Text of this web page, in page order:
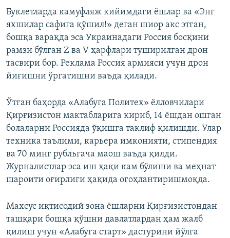
Буклетларда камуфляж кийимдаги ёшлар ва «Энг
яхшилар сафига қўшил!» деган шиор акс этган,
бошқа варақда эса Украинадаги Россия босқини
рамзи бўлган Z ва V ҳарфлари туширилган дрон
тасвири бор. Реклама Россия армияси учун дрон
йиғишни ўргатишни ваъда қилади.
Ўтган баҳорда «Алабуга Политех» ёлловчилари
Қирғизистон мактабларига кириб, 14 ёшдан ошган
болаларни Россияда ўқишга таклиф қилишди. Улар
техника таълими, карьера имконияти, стипендия
ва 70 минг рубльгача маош ваъда қилди.
Журналистлар эса иш ҳақи кам бўлиши ва меҳнат
шароити оғирлиги ҳақида огоҳлантиришмоқда.
Махсус иқтисодий зона ёшларни Қирғизистондан
ташқари бошқа қўшни давлатлардан ҳам жалб
қилиш учун «Алабуга старт» дастурини йўлга